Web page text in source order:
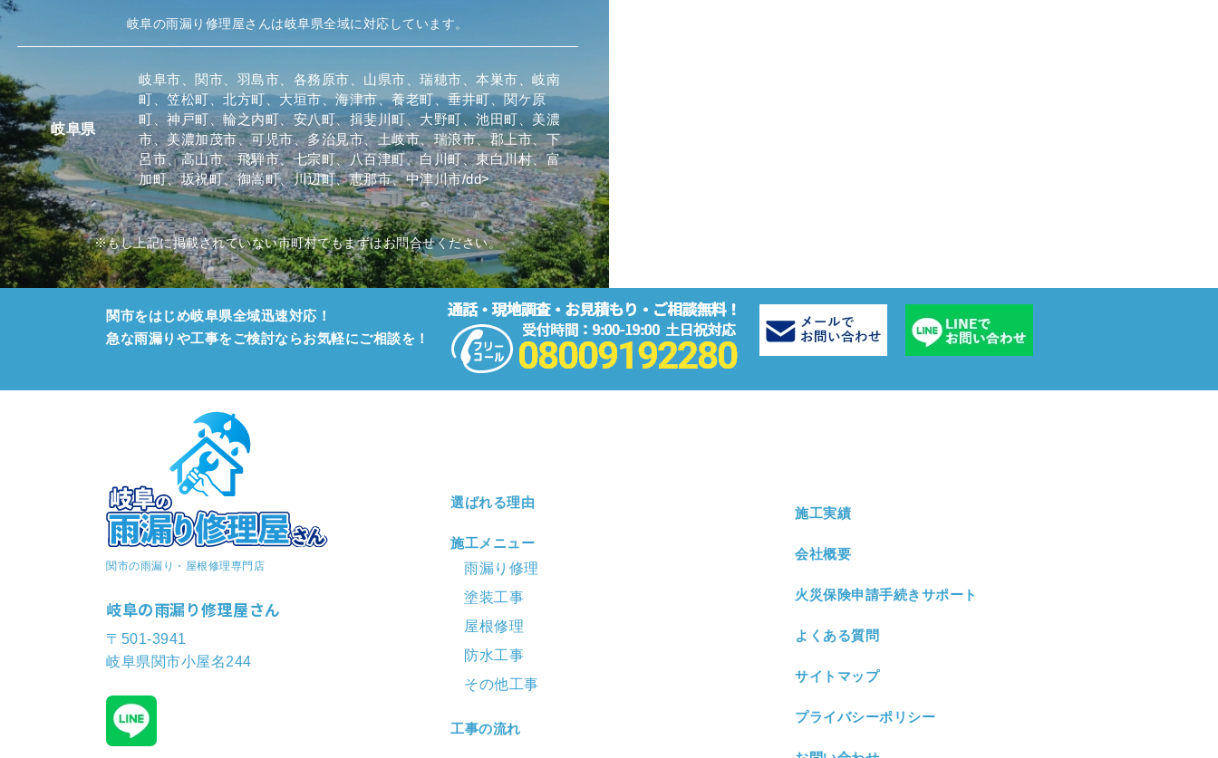
岐阜の雨漏り修理屋さんは岐阜県全域に対応しています。
岐阜県
岐阜市、関市、羽島市、各務原市、山県市、瑞穂市、本巣市、岐南
町、笠松町、北方町、大垣市、海津市、養老町、垂井町、関ケ原
町、神戸町、輪之内町、安八町、揖斐川町、大野町、池田町、美濃
市、美濃加茂市、可児市、多治見市、土岐市、瑞浪市、郡上市、下
呂市、高山市、飛騨市、七宗町、八百津町、白川町、東白川村、富
加町、坂祝町、御嵩町、川辺町、恵那市、中津川市/dd>
※もし上記に掲載されていない市町村でもまずはお問合せください。
関市をはじめ岐阜県全域迅速対応！
急な雨漏りや工事をご検討ならお気軽にご相談を！
関市の雨漏り・屋根修理専門店
岐阜の雨漏り修理屋さん
〒501-3941
岐阜県関市小屋名244
選ばれる理由
施工メニュー
雨漏り修理
塗装工事
屋根修理
防水工事
その他工事
工事の流れ
施工実績
会社概要
火災保険申請手続きサポート
よくある質問
サイトマップ
プライバシーポリシー